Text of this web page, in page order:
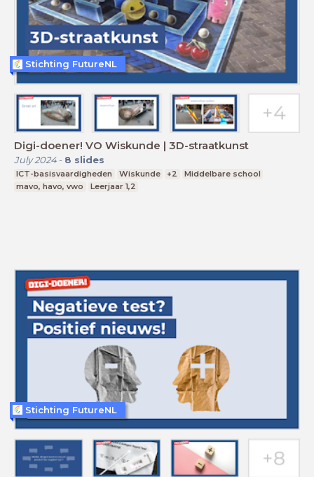
Digi-doener! VO Wiskunde | 3D-straatkunst
July 2024- 8 slides
ICT-basisvaardigheden Wiskunde +2
Middelbare school
mavo, havo, vwo
Leerjaar 1,2
Stichting FutureNL
Stichting FutureNL